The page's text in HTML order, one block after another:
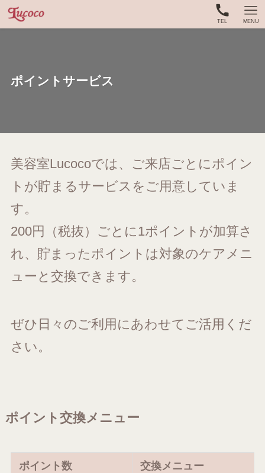
TEL MENU
ポイントサービス
美容室Lucocoでは、ご来店ごとにポイン
トが貯まるサービスをご用意していま
す。
200円（税抜）ごとに1ポイントが加算さ
れ、貯まったポイントは対象のケアメニ
ューと交換できます。
ぜひ日々のご利用にあわせてご活用くだ
さい。
ポイント交換メニュー
ポイント数 交換メニュー